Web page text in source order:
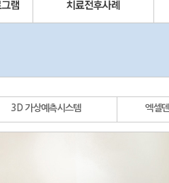
3D 가상예측시스템 엑셀